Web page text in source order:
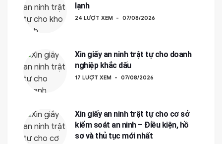
lạnh
24 LƯỢT XEM 07/08/2026
Xin giấy an ninh trật tự cho doanh
nghiệp khắc dấu
17 LƯỢT XEM 07/08/2026
Xin giấy an ninh trật tự cho cơ sở
kiểm soát an ninh – Điều kiện, hồ
sơ và thủ tục mới nhất